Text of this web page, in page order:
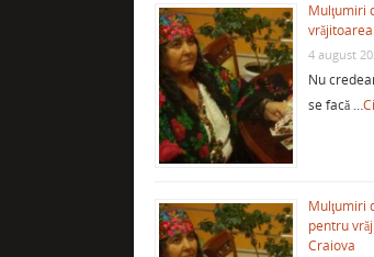
Mulţumiri
4 august
Nu
se facă …
Mulţumiri
pentru
Craiova